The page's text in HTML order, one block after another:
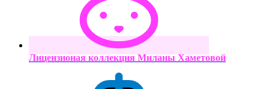
Лицензионая коллекция Миланы Хаметовой